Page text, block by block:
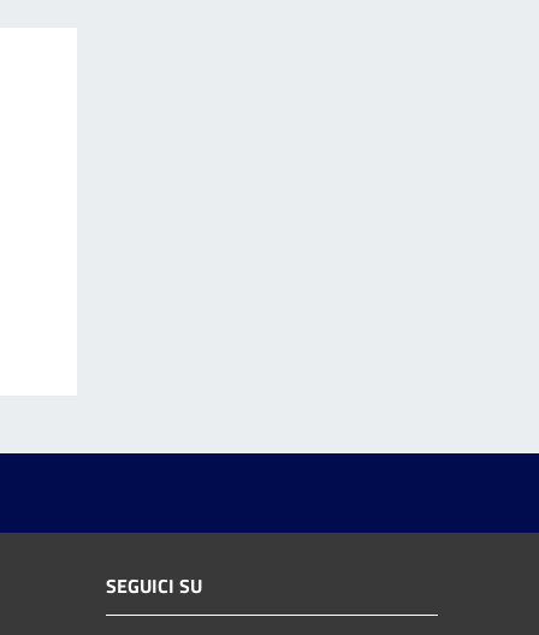
SEGUICI SU